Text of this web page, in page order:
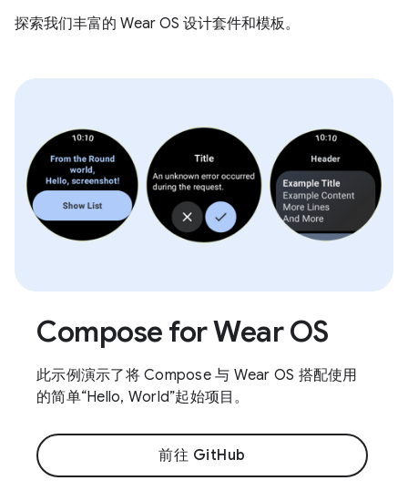
探索我们丰富的 Wear OS 设计套件和模板。
Compose for Wear OS
此示例演示了将 Compose 与 Wear OS 搭配使用
的简单“Hello, World”起始项目。
前往 GitHub